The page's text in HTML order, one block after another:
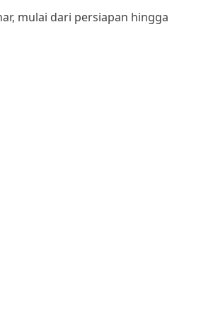
mulai dari persiapan hingga